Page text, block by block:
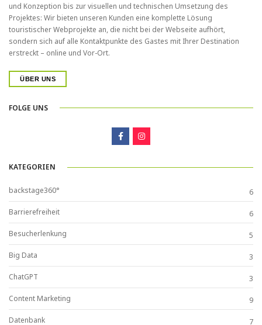
und Konzeption bis zur visuellen und technischen Umsetzung des
Projektes: Wir bieten unseren Kunden eine komplette Lösung
touristischer Webprojekte an, die nicht bei der Webseite aufhört,
sondern sich auf alle Kontaktpunkte des Gastes mit Ihrer Destination
erstreckt – online und Vor-Ort.
ÜBER UNS
FOLGE UNS
KATEGORIEN
backstage360°
6
Barrierefreiheit
6
Besucherlenkung
5
Big Data
3
ChatGPT
3
Content Marketing
9
Datenbank
7